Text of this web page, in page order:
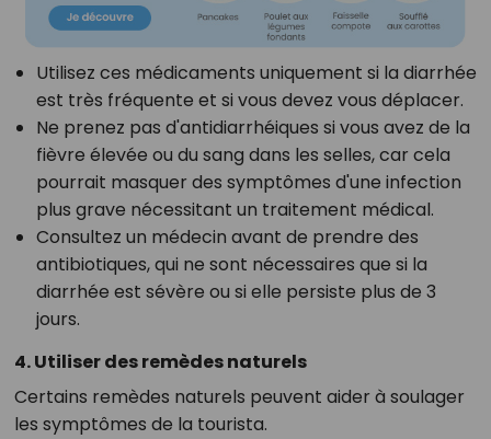
Utilisez ces médicaments uniquement si la diarrhée
est très fréquente et si vous devez vous déplacer.
Ne prenez pas d'antidiarrhéiques si vous avez de la
fièvre élevée ou du sang dans les selles, car cela
pourrait masquer des symptômes d'une infection
plus grave nécessitant un traitement médical.
Consultez un médecin avant de prendre des
antibiotiques, qui ne sont nécessaires que si la
diarrhée est sévère ou si elle persiste plus de 3
jours.
4. Utiliser des remèdes naturels
Certains remèdes naturels peuvent aider à soulager
les symptômes de la tourista.